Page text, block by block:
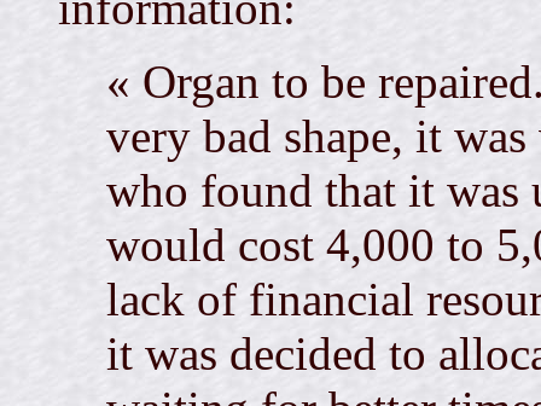
« Organ to be
very bad shape, it
who found that it was
would cost 4,000 to
lack of financial
it was decided to